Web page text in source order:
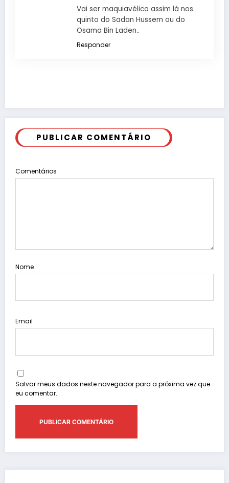
Vai ser maquiavélico assim lá nos
quinto do Sadan Hussem ou do
Osama Bin Laden..
Responder
PUBLICAR COMENTÁRIO
Comentários
Nome
Email
Salvar meus dados neste navegador para a próxima vez que
eu comentar.